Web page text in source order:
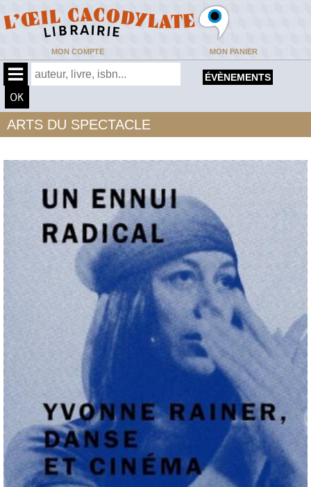
MON COMPTE MON PANIER
ÉVÈNEMENTS
ARTS DU SPECTACLE